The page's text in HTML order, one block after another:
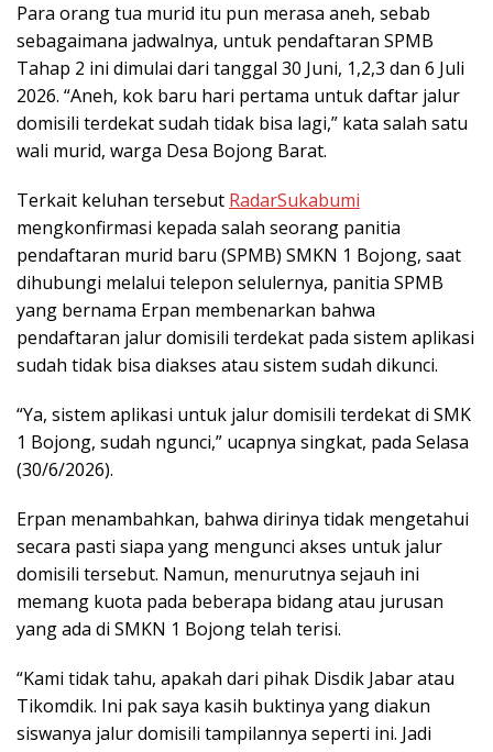
Para orang tua murid itu pun merasa aneh, sebab
sebagaimana jadwalnya, untuk pendaftaran SPMB
Tahap 2 ini dimulai dari tanggal 30 Juni, 1,2,3 dan 6 Juli
2026. “Aneh, kok baru hari pertama untuk daftar jalur
domisili terdekat sudah tidak bisa lagi,” kata salah satu
wali murid, warga Desa Bojong Barat.
Terkait keluhan tersebut RadarSukabumi
mengkonfirmasi kepada salah seorang panitia
pendaftaran murid baru (SPMB) SMKN 1 Bojong, saat
dihubungi melalui telepon selulernya, panitia SPMB
yang bernama Erpan membenarkan bahwa
pendaftaran jalur domisili terdekat pada sistem aplikasi
sudah tidak bisa diakses atau sistem sudah dikunci.
“Ya, sistem aplikasi untuk jalur domisili terdekat di SMK
1 Bojong, sudah ngunci,” ucapnya singkat, pada Selasa
(30/6/2026).
Erpan menambahkan, bahwa dirinya tidak mengetahui
secara pasti siapa yang mengunci akses untuk jalur
domisili tersebut. Namun, menurutnya sejauh ini
memang kuota pada beberapa bidang atau jurusan
yang ada di SMKN 1 Bojong telah terisi.
“Kami tidak tahu, apakah dari pihak Disdik Jabar atau
Tikomdik. Ini pak saya kasih buktinya yang diakun
siswanya jalur domisili tampilannya seperti ini. Jadi